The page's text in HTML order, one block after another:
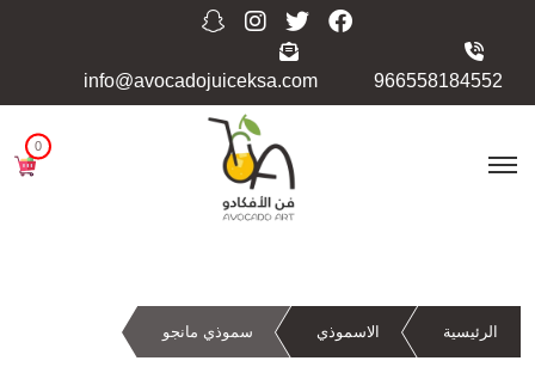
966558184552
info@avocadojuiceksa.com
0
الرئيسية الاسموذي سموذي مانجو